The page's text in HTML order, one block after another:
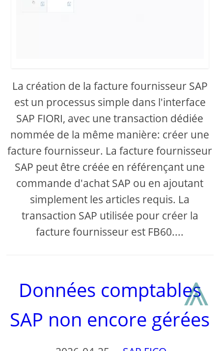
La création de la facture fournisseur SAP
est un processus simple dans l'interface
SAP FIORI, avec une transaction dédiée
nommée de la même manière: créer une
facture fournisseur. La facture fournisseur
SAP peut être créée en référençant une
commande d'achat SAP ou en ajoutant
simplement les articles requis. La
transaction SAP utilisée pour créer la
facture fournisseur est FB60....
Données comptables
SAP non encore gérées
⩓